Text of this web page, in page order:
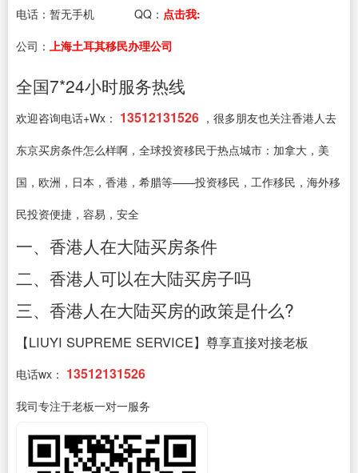
电话： 暂无手机 QQ： 点击我:
公司： 上海土耳其移民办理公司
全国7*24小时服务热线
欢迎咨询电话+Wx： 13512131526 ，很多朋友也关注香港人去
东京买房条件怎么样啊，全球投资移民于热点城市：加拿大，美
国，欧洲，日本，香港，希腊等——投资移民，工作移民，海外移
民投资便捷，容易，安全
一、香港人在大陆买房条件
二、香港人可以在大陆买房子吗
三、香港人在大陆买房的政策是什么?
【LIUYI SUPREME SERVICE】尊享直接对接老板
电话wx： 13512131526
我司专注于老板一对一服务